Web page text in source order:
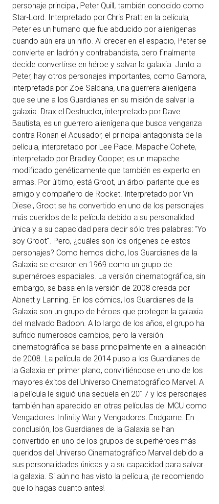
personaje principal, Peter Quill, también conocido como
Star-Lord. Interpretado por Chris Pratt en la película,
Peter es un humano que fue abducido por alienígenas
cuando aún era un niño. Al crecer en el espacio, Peter se
convierte en ladrón y contrabandista, pero finalmente
decide convertirse en héroe y salvar la galaxia. Junto a
Peter, hay otros personajes importantes, como Gamora,
interpretada por Zoe Saldana, una guerrera alienígena
que se une a los Guardianes en su misión de salvar la
galaxia. Drax el Destructor, interpretado por Dave
Bautista, es un guerrero alienígena que busca venganza
contra Ronan el Acusador, el principal antagonista de la
película, interpretado por Lee Pace. Mapache Cohete,
interpretado por Bradley Cooper, es un mapache
modificado genéticamente que también es experto en
armas. Por último, está Groot, un árbol parlante que es
amigo y compañero de Rocket. Interpretado por Vin
Diesel, Groot se ha convertido en uno de los personajes
más queridos de la película debido a su personalidad
única y a su capacidad para decir sólo tres palabras: "Yo
soy Groot". Pero, ¿cuáles son los orígenes de estos
personajes? Como hemos dicho, los Guardianes de la
Galaxia se crearon en 1969 como un grupo de
superhéroes espaciales. La versión cinematográfica, sin
embargo, se basa en la versión de 2008 creada por
Abnett y Lanning. En los cómics, los Guardianes de la
Galaxia son un grupo de héroes que protegen la galaxia
del malvado Badoon. A lo largo de los años, el grupo ha
sufrido numerosos cambios, pero la versión
cinematográfica se basa principalmente en la alineación
de 2008. La película de 2014 puso a los Guardianes de
la Galaxia en primer plano, convirtiéndose en uno de los
mayores éxitos del Universo Cinematográfico Marvel. A
la película le siguió una secuela en 2017 y los personajes
también han aparecido en otras películas del MCU como
Vengadores: Infinity War y Vengadores: Endgame. En
conclusión, los Guardianes de la Galaxia se han
convertido en uno de los grupos de superhéroes más
queridos del Universo Cinematográfico Marvel debido a
sus personalidades únicas y a su capacidad para salvar
la galaxia. Si aún no has visto la película, ¡te recomiendo
que lo hagas cuanto antes!